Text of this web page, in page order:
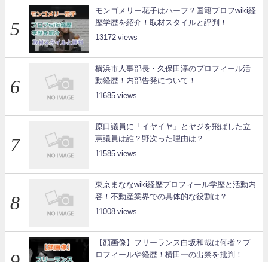
モンゴメリー花子はハーフ？国籍プロフwiki経
歴学歴を紹介！取材スタイルと評判！
13172
横浜市人事部長・久保田淳のプロフィール活
動経歴！内部告発について！
11685
原口議員に「イヤイヤ」とヤジを飛ばした立
憲議員は誰？野次った理由は？
11585
東京まななwiki経歴プロフィール学歴と活動内
容！不動産業界での具体的な役割は？
11008
【顔画像】フリーランス白坂和哉は何者？プ
ロフィールや経歴！横田一の出禁を批判！